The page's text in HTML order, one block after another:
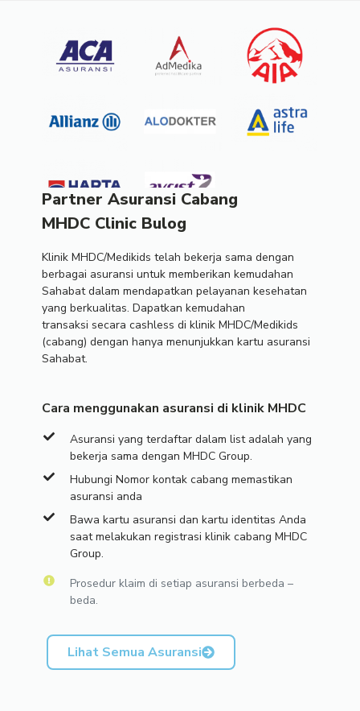
Partner Asuransi Cabang
MHDC Clinic Bulog
Klinik MHDC/Medikids telah bekerja sama dengan
berbagai asuransi untuk memberikan kemudahan
Sahabat dalam mendapatkan pelayanan kesehatan
yang berkualitas. Dapatkan kemudahan
transaksi secara cashless di klinik MHDC/Medikids
(cabang) dengan hanya menunjukkan kartu asuransi
Sahabat.
Cara menggunakan asuransi di klinik MHDC
Asuransi yang terdaftar dalam list adalah yang
bekerja sama dengan MHDC Group.
Hubungi Nomor kontak cabang memastikan
asuransi anda
Bawa kartu asuransi dan kartu identitas Anda
saat melakukan registrasi klinik cabang MHDC
Group.
Prosedur klaim di setiap asuransi berbeda –
beda.
Lihat Semua Asuransi